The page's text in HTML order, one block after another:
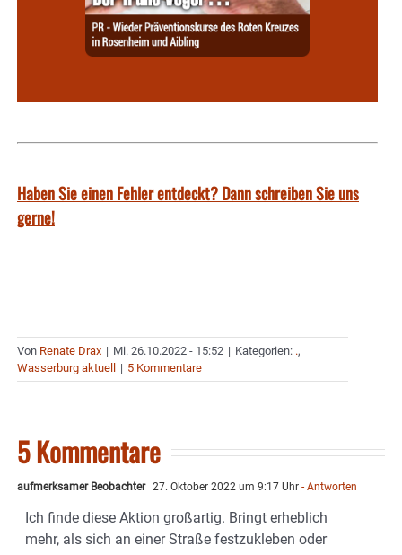
Haben Sie einen Fehler entdeckt? Dann schreiben Sie uns
gerne!
Von Renate Drax | Mi. 26.10.2022 - 15:52 | Kategorien: .,
Wasserburg aktuell
| 5 Kommentare
5 Kommentare
aufmerksamer Beobachter 27. Oktober 2022 um 9:17 Uhr - Antworten
Ich finde diese Aktion großartig. Bringt erheblich
mehr, als sich an einer Straße festzukleben oder